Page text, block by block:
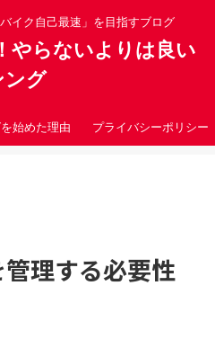
イク自己最速」を目指すブログ
らないよりは良い
ング
始めた理由 プライバシーポリシー
理する必要性